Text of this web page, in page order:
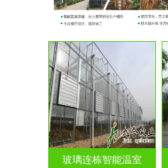
玻璃连栋智能温室